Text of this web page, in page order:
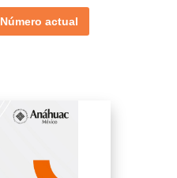
Número actual